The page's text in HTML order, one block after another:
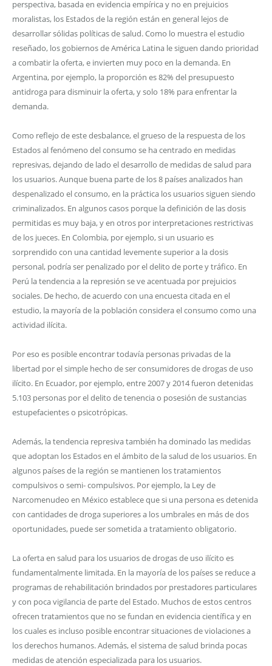
perspectiva, basada en evidencia empírica y no en prejuicios
moralistas, los Estados de la región están en general lejos de
desarrollar sólidas políticas de salud. Como lo muestra el estudio
reseñado, los gobiernos de América Latina le siguen dando prioridad
a combatir la oferta, e invierten muy poco en la demanda. En
Argentina, por ejemplo, la proporción es 82% del presupuesto
antidroga para disminuir la oferta, y solo 18% para enfrentar la
demanda.
Como reflejo de este desbalance, el grueso de la respuesta de los
Estados al fenómeno del consumo se ha centrado en medidas
represivas, dejando de lado el desarrollo de medidas de salud para
los usuarios. Aunque buena parte de los 8 países analizados han
despenalizado el consumo, en la práctica los usuarios siguen siendo
criminalizados. En algunos casos porque la definición de las dosis
permitidas es muy baja, y en otros por interpretaciones restrictivas
de los jueces. En Colombia, por ejemplo, si un usuario es
sorprendido con una cantidad levemente superior a la dosis
personal, podría ser penalizado por el delito de porte y tráfico. En
Perú la tendencia a la represión se ve acentuada por prejuicios
sociales. De hecho, de acuerdo con una encuesta citada en el
estudio, la mayoría de la población considera el consumo como una
actividad ilícita.
Por eso es posible encontrar todavía personas privadas de la
libertad por el simple hecho de ser consumidores de drogas de uso
ilícito. En Ecuador, por ejemplo, entre 2007 y 2014 fueron detenidas
5.103 personas por el delito de tenencia o posesión de sustancias
estupefacientes o psicotrópicas.
Además, la tendencia represiva también ha dominado las medidas
que adoptan los Estados en el ámbito de la salud de los usuarios. En
algunos países de la región se mantienen los tratamientos
compulsivos o semi- compulsivos. Por ejemplo, la Ley de
Narcomenudeo en México establece que si una persona es detenida
con cantidades de droga superiores a los umbrales en más de dos
oportunidades, puede ser sometida a tratamiento obligatorio.
La oferta en salud para los usuarios de drogas de uso ilícito es
fundamentalmente limitada. En la mayoría de los países se reduce a
programas de rehabilitación brindados por prestadores particulares
y con poca vigilancia de parte del Estado. Muchos de estos centros
ofrecen tratamientos que no se fundan en evidencia científica y en
los cuales es incluso posible encontrar situaciones de violaciones a
los derechos humanos. Además, el sistema de salud brinda pocas
medidas de atención especializada para los usuarios.